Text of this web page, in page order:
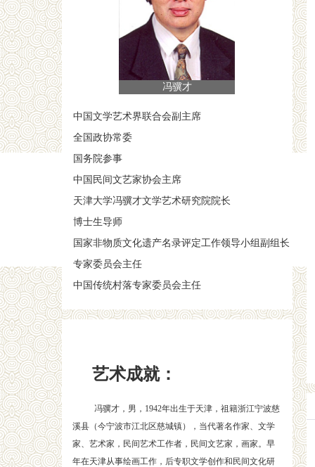
冯骥才
中国文学艺术界联合会副主席
全国政协常委
国务院参事
中国民间文艺家协会主席
天津大学冯骥才文学艺术研究院院长
博士生导师
国家非物质文化遗产名录评定工作领导小组副组长
专家委员会主任
中国传统村落专家委员会主任
艺术成就：
冯骥才，男，1942年出生于天津，祖籍浙江宁波慈
溪县（今宁波市江北区慈城镇），当代著名作家、文学
家、艺术家，民间艺术工作者，民间文艺家，画家。早
年在天津从事绘画工作，后专职文学创作和民间文化研